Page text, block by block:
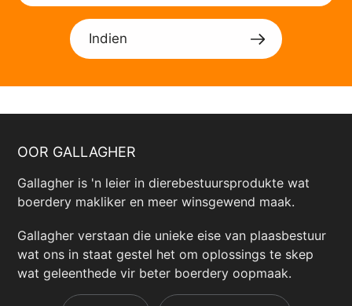
Indien
OOR GALLAGHER
Gallagher is 'n leier in dierebestuursprodukte wat
boerdery makliker en meer winsgewend maak.
Gallagher verstaan ​​die unieke eise van plaasbestuur
wat ons in staat gestel het om oplossings te skep
wat geleenthede vir beter boerdery oopmaak.